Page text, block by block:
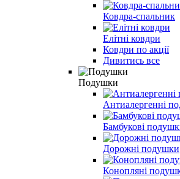
Ковдра-спальник
Елітні ковдри
Ковдри по акції
Дивитись все
Подушки
Антиалергенні
Бамбукові
Дорожні подушки
Конопляні